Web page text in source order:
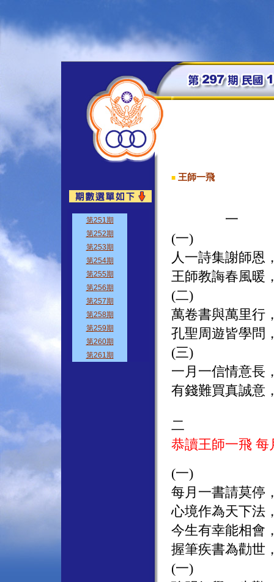
■ 王師一飛
一
(一)
人一詩集謝師恩
王師教誨春風暖
(二)
萬卷書與萬里行
孔聖周遊皆學問
(三)
一月一信情意長
有錢難買真誠意
二
恭讀王師一飛 每
(一)
每月一書請莫停
心境作為天下法
今生有幸能相會
握筆疾書為勸世
(一)